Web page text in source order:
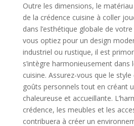
Outre les dimensions, le
de la crédence cuisine à coller
dans l’esthétique globale de
vous optiez pour un design
industriel ou rustique, il est
s’intègre harmonieusement dans
cuisine. Assurez-vous que le
goûts personnels tout en créant
chaleureuse et accueillante.
crédence, les meubles et les
contribuera à créer un